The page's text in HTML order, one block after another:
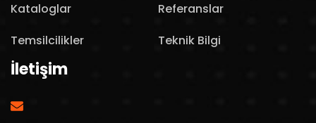
Kataloglar
Referanslar
Temsilcilikler
Teknik Bilgi
İletişim